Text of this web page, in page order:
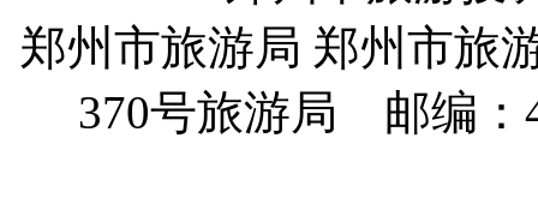
郑州市旅游局 郑州市
370号旅游局 邮编：